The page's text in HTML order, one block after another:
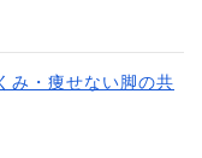
み・痩せない脚の共